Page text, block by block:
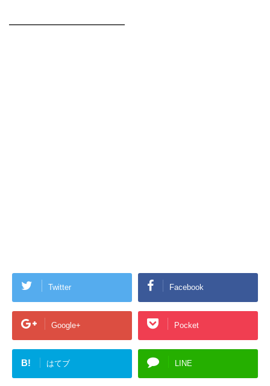
━━━━━━━━━━━━
Twitter Facebook
Google+ Pocket
B! はてブ LINE